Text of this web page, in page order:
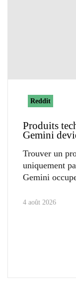
Reddit
Produits
Gemini
Trouver un
uniquement
Gemini
4 août 2026